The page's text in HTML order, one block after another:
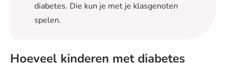
diabetes. Die kun je met je klasgenoten
spelen.
Hoeveel kinderen met diabetes